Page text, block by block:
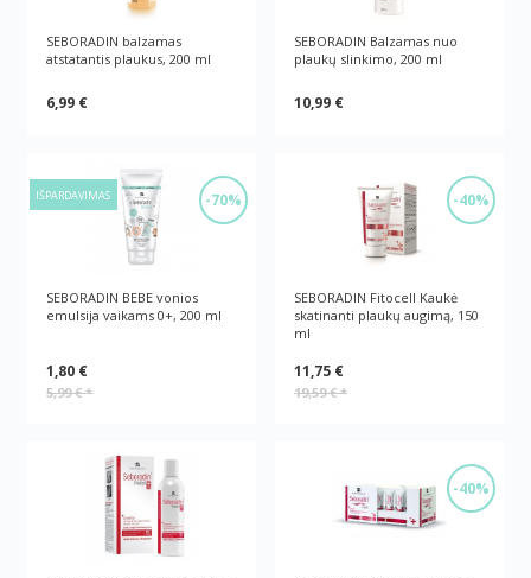
SEBORADIN balzamas
atstatantis plaukus, 200 ml
6,99 €
SEBORADIN Balzamas nuo
plaukų slinkimo, 200 ml
10,99 €
-70%
IŠPARDAVIMAS
SEBORADIN BEBE vonios
emulsija vaikams 0+, 200 ml
1,80 €
5,99 €*
-40%
SEBORADIN Fitocell Kaukė
skatinanti plaukų augimą, 150
ml
11,75 €
19,59 €*
-40%